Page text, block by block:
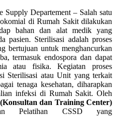
Supply Departement – Salah satu
di Rumah Sakit dilakukan
bahan dan alat medik yang
pasien. Sterilisasi adalah proses
bertujuan untuk menghancurkan
termasuk endospora dan dapat
atau fisika. Kegiatan proses
Sterilisasi atau Unit yang terkait
tenaga kesehatan, diharapkan
infeksi di Rumah Sakit. Oleh
dan Training Center)
Pelatihan CSSD yang